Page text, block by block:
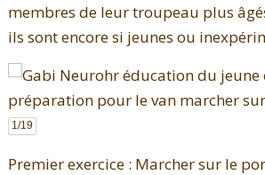
membres de leur troupeau plus
ils sont encore si jeunes ou
1 /19
Premier exercice : Marcher sur le